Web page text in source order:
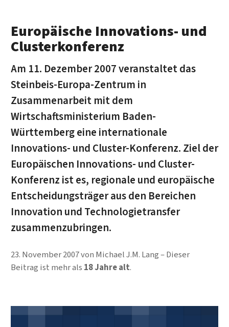
Europäische Innovations- und
Clusterkonferenz
Am 11. Dezember 2007 veranstaltet das
Steinbeis-Europa-Zentrum in
Zusammenarbeit mit dem
Wirtschaftsministerium Baden-
Württemberg eine internationale
Innovations- und Cluster-Konferenz. Ziel der
Europäischen Innovations- und Cluster-
Konferenz ist es, regionale und europäische
Entscheidungsträger aus den Bereichen
Innovation und Technologietransfer
zusammenzubringen.
23. November 2007von Michael J.M. Lang
Dieser
Beitrag ist mehr als 18 Jahre alt.